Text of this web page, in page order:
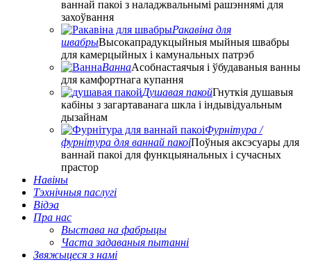
ваннай пакоі з наладжвальнымі рашэннямі для
захоўвання
Ракавіна для
швабрыВысокапрадукцыйныя мыйныя швабры
для камерцыйных і камунальных патрэб
ВаннаАсобнастаячыя і ўбудаваныя ванны
для камфортнага купання
Душавая пакойГнуткія душавыя
кабіны з загартаванага шкла і індывідуальным
дызайнам
Фурнітура /
фурнітура для ваннай пакоіПоўныя аксэсуары для
ваннай пакоі для функцыянальных і сучасных
прастор
Навіны
Тэхнічныя паслугі
Відэа
Пра нас
Выстава на фабрыцы
Часта задаваныя пытанні
Звяжыцеся з намі